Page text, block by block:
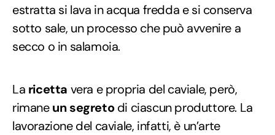
estratta si lava in acqua fredda e si conserva
sotto sale, un processo che può avvenire a
secco o in salamoia.
La ricetta vera e propria del caviale, però,
rimaneun segretodi ciascun produttore. La
lavorazione del caviale, infatti, è un’arte